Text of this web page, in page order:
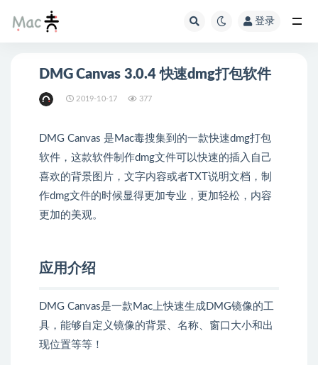
登录
DMG Canvas 3.0.4 快速dmg打包软件
2019-10-17 377
DMG Canvas 是Mac毒搜集到的一款快速dmg打包
软件，这款软件制作dmg文件可以快速的插入自己
喜欢的背景图片，文字内容或者TXT说明文档，制
作dmg文件的时候显得更加专业，更加轻松，内容
更加的美观。
应用介绍
DMG Canvas是一款Mac上快速生成DMG镜像的工
具，能够自定义镜像的背景、名称、窗口大小和出
现位置等等！